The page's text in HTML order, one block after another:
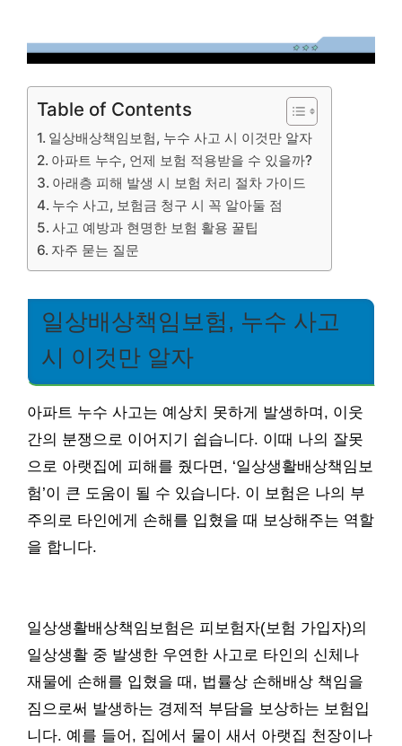
Table of Contents
일상배상책임보험, 누수 사고 시 이것만 알자
아파트 누수, 언제 보험 적용받을 수 있을까?
아래층 피해 발생 시 보험 처리 절차 가이드
누수 사고, 보험금 청구 시 꼭 알아둘 점
사고 예방과 현명한 보험 활용 꿀팁
자주 묻는 질문
일상배상책임보험, 누수 사고
시 이것만 알자
아파트 누수 사고는 예상치 못하게 발생하며, 이웃
간의 분쟁으로 이어지기 쉽습니다. 이때 나의 잘못
으로 아랫집에 피해를 줬다면, ‘일상생활배상책임보
험’이 큰 도움이 될 수 있습니다. 이 보험은 나의 부
주의로 타인에게 손해를 입혔을 때 보상해주는 역할
을 합니다.
일상생활배상책임보험은 피보험자(보험 가입자)의
일상생활 중 발생한 우연한 사고로 타인의 신체나
재물에 손해를 입혔을 때, 법률상 손해배상 책임을
짐으로써 발생하는 경제적 부담을 보상하는 보험입
니다. 예를 들어, 집에서 물이 새서 아랫집 천장이나